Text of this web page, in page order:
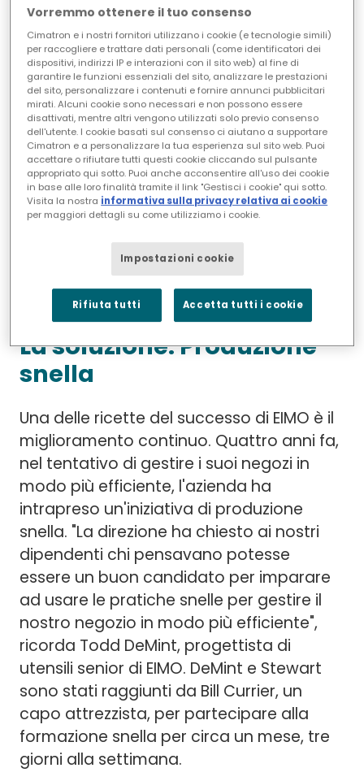
costruzione di un utensile era di 13
settimane, e finché gli affari andavano
bene, era più o meno come al solito".
Oggi le cose sono diverse e la cultura di
EIMO è cambiata di conseguenza. La
trasformazione, tuttavia, non è avvenuta
senza una sfida. "Siamo stati messi alla
prova da persone che avevano paura o
non volevano cambiare"", dice Stewart,
persone che capiscono che dobbiamo
andare avanti e migliorare
continuamente".
La soluzione: Produzione
snella
Una delle ricette del successo di EIMO è il
miglioramento continuo. Quattro anni fa,
nel tentativo di gestire i suoi negozi in
modo più efficiente, l'azienda ha
intrapreso un'iniziativa di produzione
snella. "La direzione ha chiesto ai nostri
dipendenti chi pensavano potesse
essere un buon candidato per imparare
ad usare le pratiche snelle per gestire il
nostro negozio in modo più efficiente",
ricorda Todd DeMint, progettista di
utensili senior di EIMO. DeMint e Stewart
sono stati raggiunti da Bill Currier, un
capo attrezzista, per partecipare alla
formazione snella per circa un mese, tre
giorni alla settimana.
Vorremmo ottenere il tuo consenso
Cimatron e i nostri fornitori utilizzano i cookie (e tecnologie simili)
per raccogliere e trattare dati personali (come identificatori dei
dispositivi, indirizzi IP e interazioni con il sito web) al fine di
garantire le funzioni essenziali del sito, analizzare le prestazioni
del sito, personalizzare i contenuti e fornire annunci pubblicitari
mirati. Alcuni cookie sono necessari e non possono essere
disattivati, mentre altri vengono utilizzati solo previo consenso
dell'utente. I cookie basati sul consenso ci aiutano a supportare
Cimatron e a personalizzare la tua esperienza sul sito web. Puoi
accettare o rifiutare tutti questi cookie cliccando sul pulsante
appropriato qui sotto. Puoi anche acconsentire all'uso dei cookie
in base alle loro finalità tramite il link "Gestisci i cookie" qui sotto.
Visita la nostra informativa sulla privacy relativa ai cookie
per maggiori dettagli su come utilizziamo i cookie.
Impostazioni cookie
Rifiuta tutti Accetta tutti i cookie